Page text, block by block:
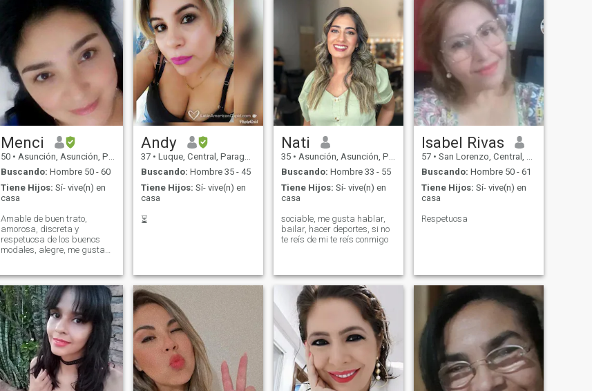
Menci
50 • Asunción, Asunción, Paraguay
Buscando: Hombre 50 - 60
Tiene Hijos: Sí- vive(n) en
casa
Amable de buen trato,
amorosa, discreta y
respetuosa de los buenos
modales, alegre, me gusta
Andy
37 • Luque, Central, Paraguay
Buscando: Hombre 35 - 45
Tiene Hijos: Sí- vive(n) en
casa
⏳
Nati
35 • Asunción, Asunción, Paraguay
Buscando: Hombre 33 - 55
Tiene Hijos: Sí- vive(n) en
casa
sociable, me gusta hablar,
bailar, hacer deportes, si no
te reís de mi te reís conmigo
Isabel Rivas
57 • San Lorenzo, Central, Paraguay
Buscando: Hombre 50 - 61
Tiene Hijos: Sí- vive(n) en
casa
Respetuosa